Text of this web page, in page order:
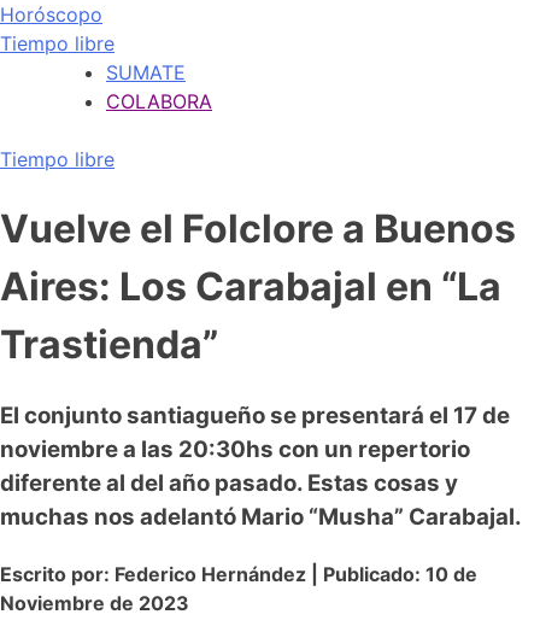
Horóscopo
Tiempo libre
SUMATE
COLABORA
Tiempo libre
Vuelve el Folclore a Buenos
Aires: Los Carabajal en “La
Trastienda”
El conjunto santiagueño se presentará el 17 de
noviembre a las 20:30hs con un repertorio
diferente al del año pasado. Estas cosas y
muchas nos adelantó Mario “Musha” Carabajal.
Escrito por: Federico Hernández | Publicado: 10 de
Noviembre de 2023